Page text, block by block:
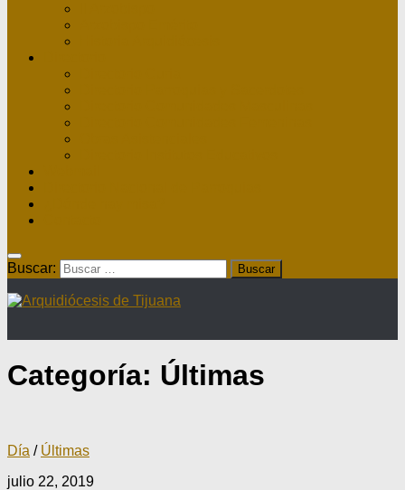
Buscar:
Categoría: Últimas
Día / Últimas
julio 22, 2019